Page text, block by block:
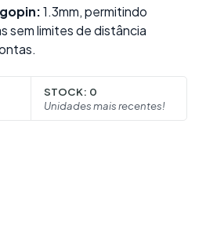
1.3mm, permitindo
sem limites de distância
STOCK: 0
Unidades mais recentes!